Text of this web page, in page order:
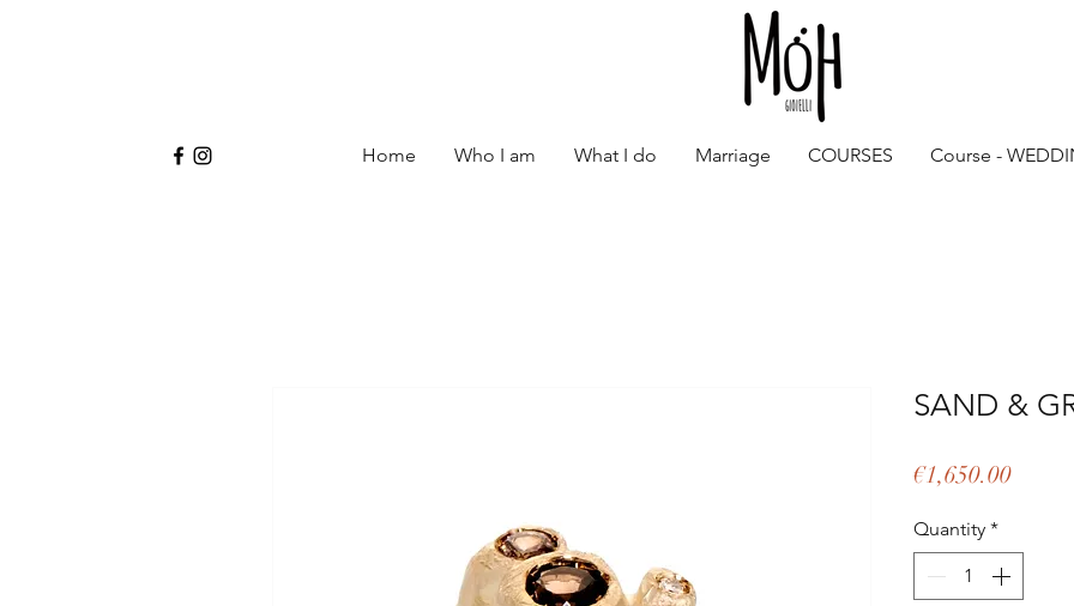
Home Who I am What I do Marriage COURSES Course -
SAND &
€1,650.00Price
Quantity *